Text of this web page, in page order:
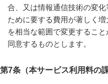
合、又は情報通信技術の変
ために要する費用が著しく
を相当な範囲で変更するこ
同意するものとします。
第7条（本サービス利用料の課